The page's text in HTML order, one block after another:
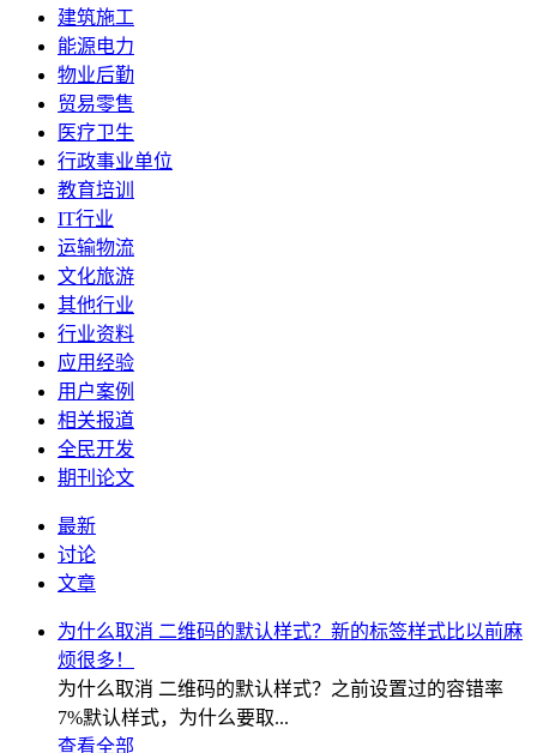
建筑施工
能源电力
物业后勤
贸易零售
医疗卫生
行政事业单位
教育培训
IT行业
运输物流
文化旅游
其他行业
行业资料
应用经验
用户案例
相关报道
全民开发
期刊论文
最新
讨论
文章
为什么取消 二维码的默认样式？新的标签样式比以前麻
烦很多！
为什么取消 二维码的默认样式？之前设置过的容错率
7%默认样式，为什么要取...
查看全部